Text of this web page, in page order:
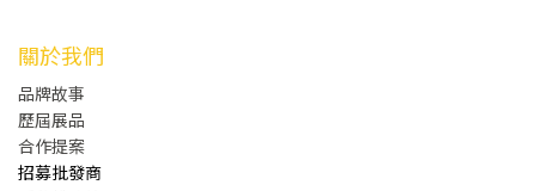
關於我們
品牌故事
歷屆展品
合作提案
招募批發商